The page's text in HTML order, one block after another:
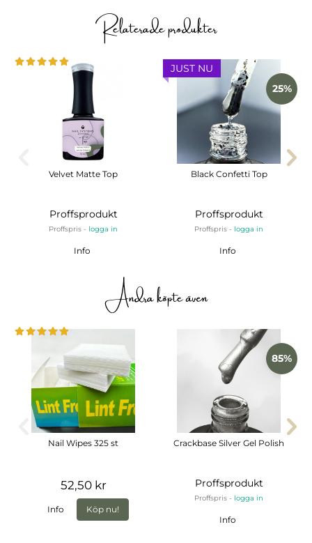
Relaterade produkter
Velvet Matte Top
Proffsprodukt
Proffspris - logga in
Info
25%
JUST NU
Black Confetti Top
Proffsprodukt
Proffspris - logga in
Info
Andra köpte även
Nail Wipes 325 st
52,50 kr
Info Köp nu!
85%
Crackbase Silver Gel Polish
Proffsprodukt
Proffspris - logga in
Info